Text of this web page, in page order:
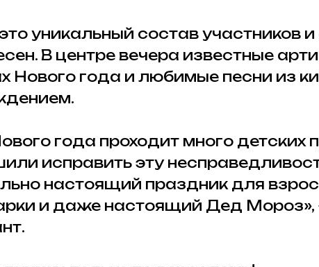
уникальный состав участников и
В центре вечера известные
Нового года и любимые песни из
года проходит много детских
исправить эту
настоящий праздник для
и даже настоящий Дед